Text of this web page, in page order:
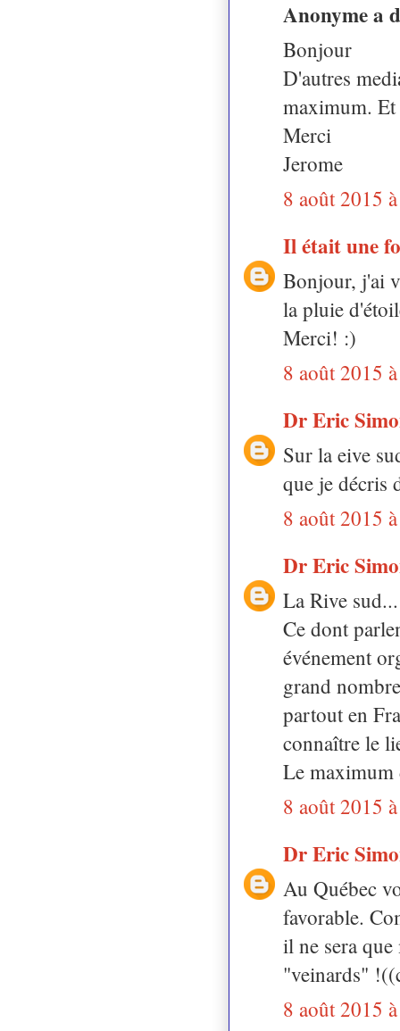
Anonyme a
Bonjour
D'autres
maximum. Et
Merci
Jerome
8 août 2015
Il était une
Bonjour, j'ai
la pluie
Merci! :)
8 août 2015
Dr Eric
Sur la eive
que je décris
8 août 2015
Dr Eric
La Rive sud...
Ce dont
événement
grand
partout en
connaître le
Le maximum
8 août 2015
Dr Eric
Au Québec
favorable.
il ne sera
"veinards"
8 août 2015